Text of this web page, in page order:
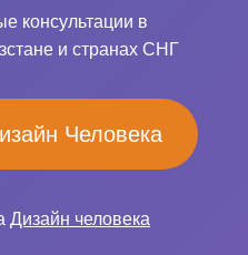
консультации в
и странах СНГ
Человека
Дизайн человека